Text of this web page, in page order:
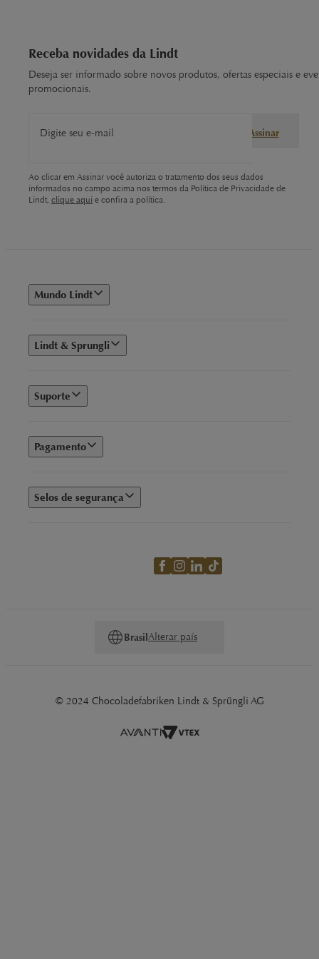
Receba novidades da Lindt
Deseja ser informado sobre novos produtos, ofertas especiais e
promocionais.
Digite seu e-mail Assinar
Ao clicar em Assinar você autoriza o tratamento dos seus dados
informados no campo acima nos termos da Política de Privacidade de
Lindt, clique aqui e confira a política.
Mundo Lindt
Lindt & Sprungli
Suporte
Pagamento
Selos de segurança
BrasilAlterar país
© 2024 Chocoladefabriken Lindt & Sprüngli AG